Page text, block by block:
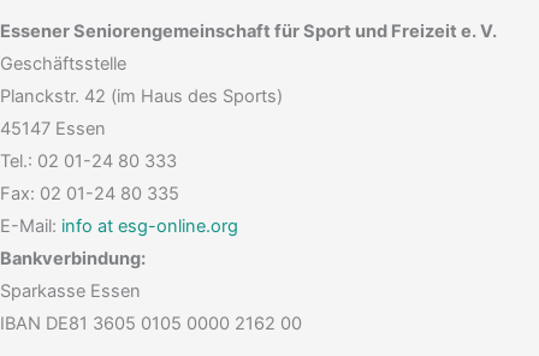
Essener Seniorengemeinschaft für Sport und Freizeit e. V.
Geschäftsstelle
Planckstr. 42 (im Haus des Sports)
45147 Essen
Tel.: 02 01-24 80 333
Fax: 02 01-24 80 335
E-Mail: info at esg-online.org
Bankverbindung:
Sparkasse Essen
IBAN DE81 3605 0105 0000 2162 00